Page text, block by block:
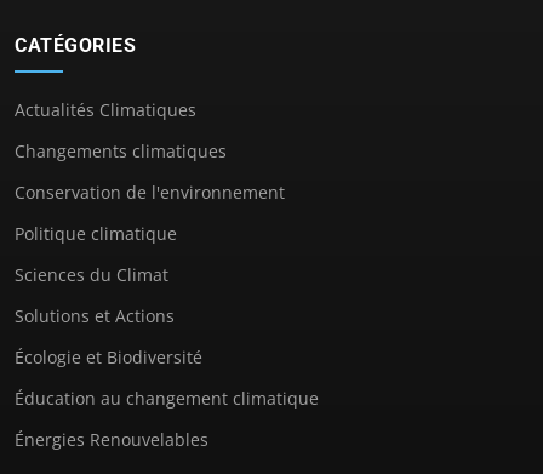
CATÉGORIES
Actualités Climatiques
Changements climatiques
Conservation de l'environnement
Politique climatique
Sciences du Climat
Solutions et Actions
Écologie et Biodiversité
Éducation au changement climatique
Énergies Renouvelables